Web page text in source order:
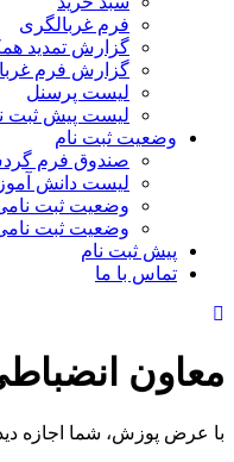
فرم غربالگری
گزارش تمدید
گزارش فرم
لیست پرسنل
لیست پیش ثبت
وضعیت ثبت نام
صندوق فرم
لیست دانش
وضعیت ثبت
وضعیت ثبت
پیش ثبت نام
تماس با ما
معاون
با عرض پوزش، شما اجازه